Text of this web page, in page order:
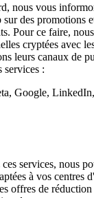
nous vous
sur des promotions
Pour ce faire,
cryptées avec
leurs canaux de
services :
Google,
services, nous
à vos centres
offres de